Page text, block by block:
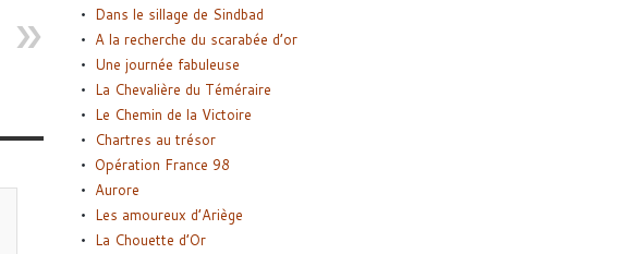
Dans le sillage de Sindbad
A la recherche du scarabée d’or
Une journée fabuleuse
La Chevalière du Téméraire
Le Chemin de la Victoire
Chartres au trésor
Opération France 98
Aurore
Les amoureux d’Ariège
La Chouette d’Or